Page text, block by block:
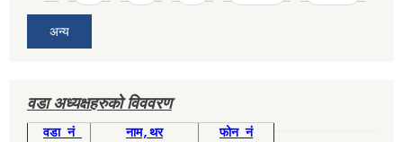
अन्य
वडा अध्यक्षहरुको विववरण
वडा नं नाम,थर फोन नं